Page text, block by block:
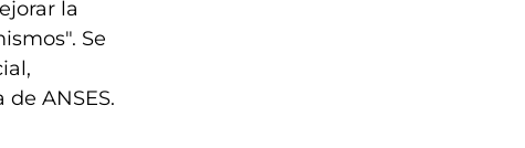
la
Se
ANSES.